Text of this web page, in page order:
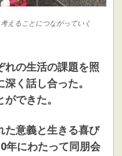
えることにつながっていく
れの生活の課題を照
く話し合った。
できた。
た意義と生きる喜び
年にわたって同朋会